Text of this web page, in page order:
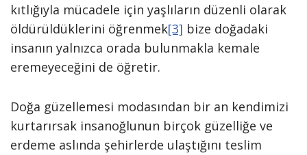
kıtlığıyla mücadele için yaşlıların düzenli olarak
öldürüldüklerini öğrenmek[3] bize doğadaki
insanın yalnızca orada bulunmakla kemale
eremeyeceğini de öğretir.
Doğa güzellemesi modasından bir an kendimizi
kurtarırsak insanoğlunun birçok güzelliğe ve
erdeme aslında şehirlerde ulaştığını teslim